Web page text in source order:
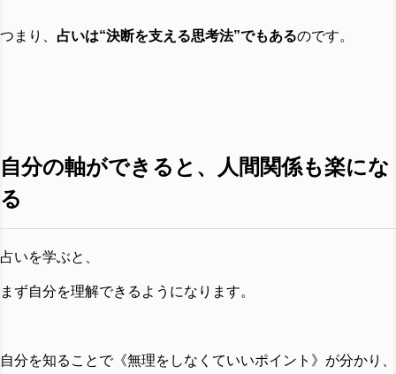
つまり、 占いは“決断を支える思考法”でもあるのです。
自分の軸ができると、人間関係も楽にな
る
占いを学ぶと、
まず自分を理解できるようになります。
自分を知ることで《無理をしなくていいポイント》が分かり、